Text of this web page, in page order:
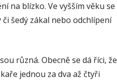
na blízko. Ve vyšším věku se
šedý zákal nebo odchlípení
různá. Obecně se dá říci, že
jednou za dva až čtyři